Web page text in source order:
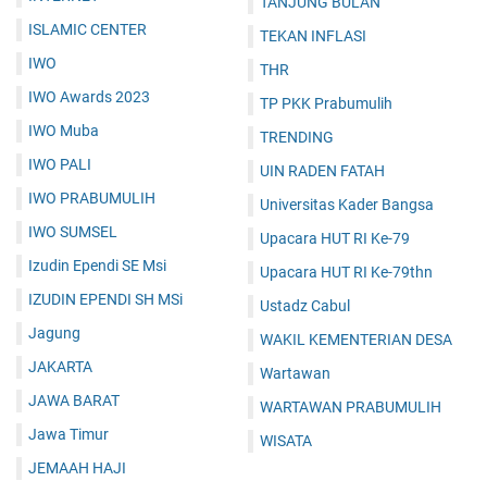
ISLAMIC CENTER
IWO
IWO Awards 2023
IWO Muba
IWO PALI
IWO PRABUMULIH
IWO SUMSEL
Izudin Ependi SE Msi
IZUDIN EPENDI SH MSi
Jagung
JAKARTA
JAWA BARAT
Jawa Timur
JEMAAH HAJI
TEKAN INFLASI
THR
TP PKK Prabumulih
TRENDING
UIN RADEN FATAH
Universitas Kader Bangsa
Upacara HUT RI Ke-79
Upacara HUT RI Ke-79thn
Ustadz Cabul
WAKIL KEMENTERIAN DESA
Wartawan
WARTAWAN PRABUMULIH
WISATA